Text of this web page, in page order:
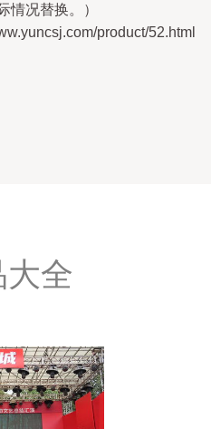
情况替换。）
product/52.html
大全